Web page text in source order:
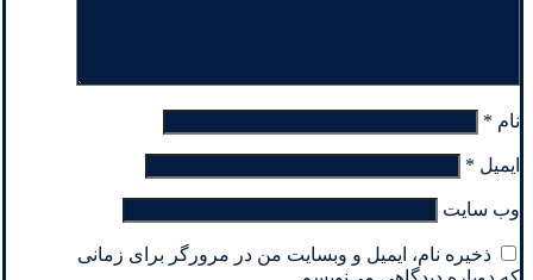
نام *
ایمیل *
وب‌ سایت
ذخیره نام، ایمیل و وبسایت من در مرورگر برای زمانی